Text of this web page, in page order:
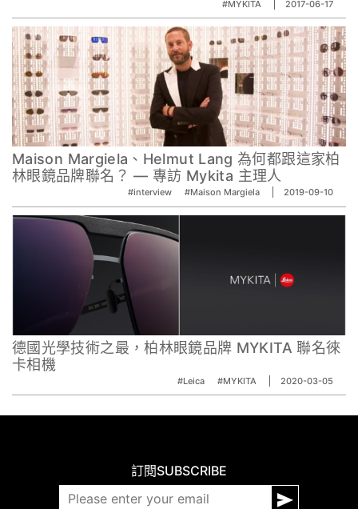
#MYKITA 2017-06-17
Maison Margiela、Helmut Lang 為何都跟這家柏
林眼鏡品牌聯名？ — 專訪 Mykita 主理人
#interview #Maison Margiela 2019-09-10
德國光學技術之最，柏林眼鏡品牌 MYKITA 聯名徠
卡相機
#Leica #MYKITA 2020-03-05
訂閱SUBSCRIBE